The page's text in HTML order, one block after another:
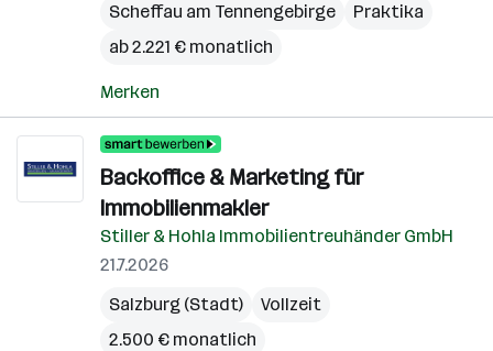
Scheffau am Tennengebirge
Praktika
ab 2.221 € monatlich
Merken
Backoffice & Marketing für
Immobilienmakler
Stiller & Hohla Immobilientreuhänder GmbH
21.7.2026
Salzburg (Stadt)
Vollzeit
2.500 € monatlich